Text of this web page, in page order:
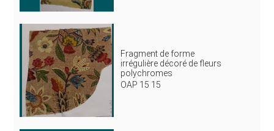
Fragment de forme
irrégulière décoré de fleurs
polychromes
OAP 15 15